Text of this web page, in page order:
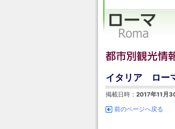
イタリア ロー
掲載日時： 2017年11月
前のページへ戻る